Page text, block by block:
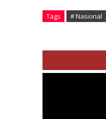
Tags # Nasional